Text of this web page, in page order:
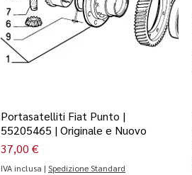
Portasatelliti Fiat Punto |
55205465 | Originale e Nuovo
Prezzo
37,00 €
IVA inclusa | Spedizione Standard